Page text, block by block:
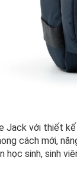
Jack với thiết
cách mới,
học sinh, sinh